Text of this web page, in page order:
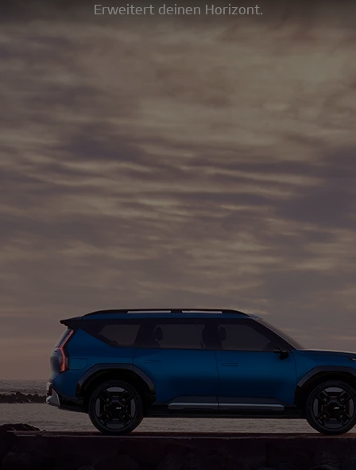
Erweitert deinen Horizont.